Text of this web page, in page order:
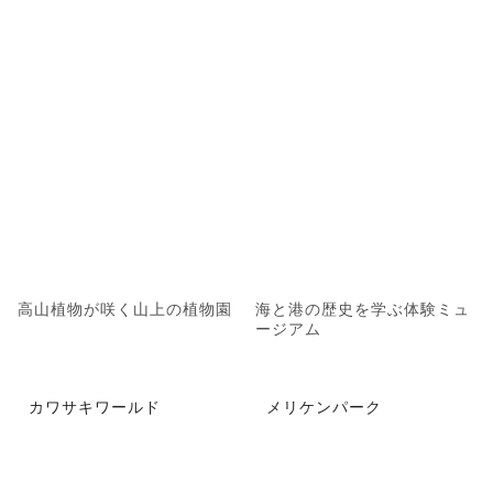
高山植物が咲く山上の植物園
海と港の歴史を学ぶ体験ミュ
ージアム
カワサキワールド メリケンパーク